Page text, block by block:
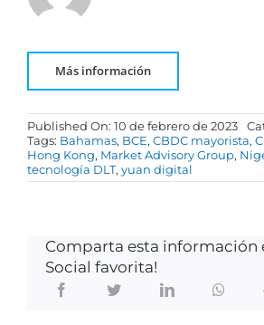
Más información
Published On: 10 de febrero de 2023
Tags: Bahamas, BCE, CBDC mayorista,
Hong Kong, Market Advisory Group,
tecnología DLT, yuan digital
Comparta esta información
Social favorita!